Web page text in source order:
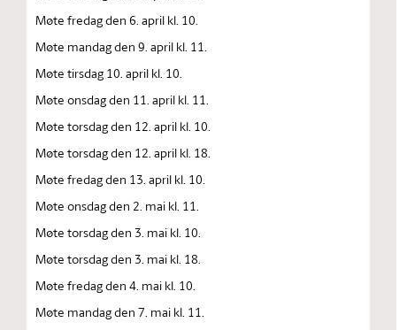
Møte fredag den 6. april kl. 10.
Møte mandag den 9. april kl. 11.
Møte tirsdag 10. april kl. 10.
Møte onsdag den 11. april kl. 11.
Møte torsdag den 12. april kl. 10.
Møte torsdag den 12. april kl. 18.
Møte fredag den 13. april kl. 10.
Møte onsdag den 2. mai kl. 11.
Møte torsdag den 3. mai kl. 10.
Møte torsdag den 3. mai kl. 18.
Møte fredag den 4. mai kl. 10.
Møte mandag den 7. mai kl. 11.